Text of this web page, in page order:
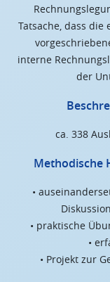
Tatsache, dass die
interne
der
ca. 338
Methodische
•
• praktische
•
• Projekt zur